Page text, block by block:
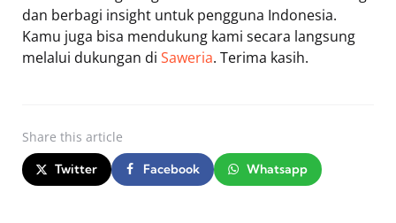
dan berbagi insight untuk pengguna Indonesia.
Kamu juga bisa mendukung kami secara langsung
melalui dukungan di Saweria. Terima kasih.
Share this article
Twitter Facebook Whatsapp